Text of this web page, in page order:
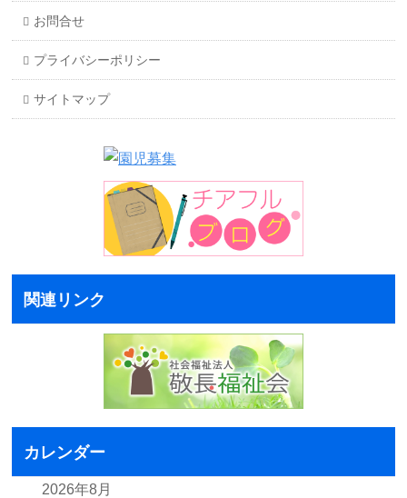
お問合せ
プライバシーポリシー
サイトマップ
関連リンク
カレンダー
2026年8月